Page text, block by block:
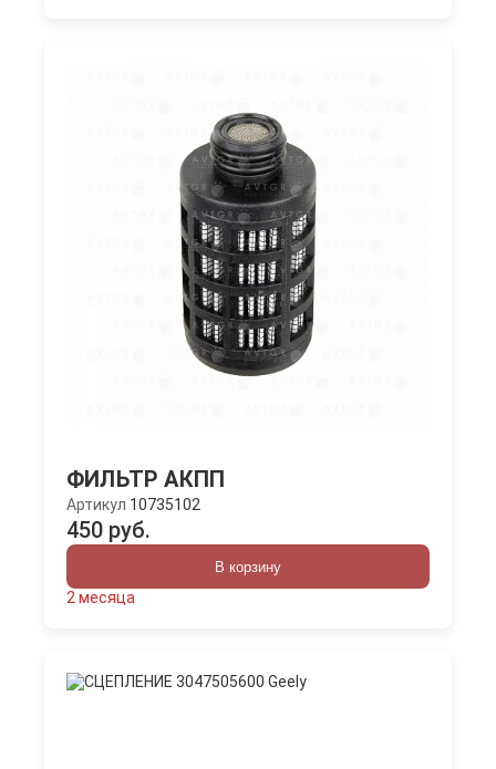
ФИЛЬТР АКПП
Артикул 10735102
450 руб.
В корзину
2 месяца